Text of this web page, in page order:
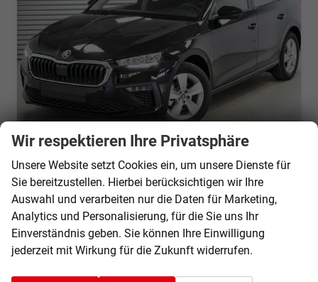
Skoda Scala
1,0 TSI DSG Selection - LAGER
sofort lieferbar Fahrzeug mit Tageszulassung
Fahrzeugnr. 68179 Getriebe Automatik
Kraftstoff Benzin Außenfarbe Black Magic Metallic (1Z)
Wir respektieren Ihre Privatsphäre
Unsere Website setzt Cookies ein, um unsere Dienste für
Sie bereitzustellen. Hierbei berücksichtigen wir Ihre
Auswahl und verarbeiten nur die Daten für Marketing,
Analytics und Personalisierung, für die Sie uns Ihr
Einverständnis geben. Sie können Ihre Einwilligung
jederzeit mit Wirkung für die Zukunft widerrufen.